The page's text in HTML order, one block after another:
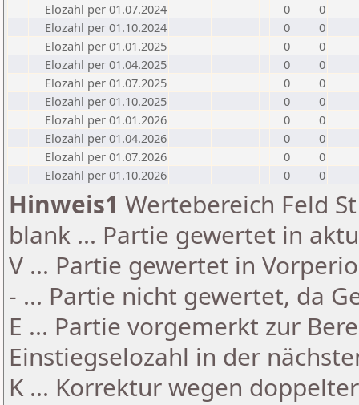
Elozahl per 01.07.2024
0
0
Elozahl per 01.10.2024
0
0
Elozahl per 01.01.2025
0
0
Elozahl per 01.04.2025
0
0
Elozahl per 01.07.2025
0
0
Elozahl per 01.10.2025
0
0
Elozahl per 01.01.2026
0
0
Elozahl per 01.04.2026
0
0
Elozahl per 01.07.2026
0
0
Elozahl per 01.10.2026
0 0
Hinweis1 Wertebereich Feld
blank ... Partie gewertet in
V ... Partie gewertet in
- ... Partie nicht gewertet, da
E ... Partie vorgemerkt zur
Einstiegselozahl in der
K ... Korrektur wegen